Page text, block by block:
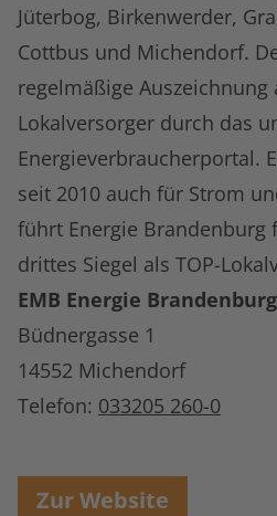
Jüterbog, Birkenwerder,
Cottbus und Michendorf.
regelmäßige Auszeichnung
Lokalversorger durch das
Energieverbraucherportal.
seit 2010 auch für Strom
führt Energie Brandenburg
drittes Siegel als TOP-
EMB Energie
Büdnergasse 1
14552 Michendorf
Telefon: 033205 260-0
Zur Website